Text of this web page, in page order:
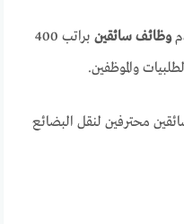
وظائف سائقين
براتب 400
والموظفين.
محترفين لنقل البضائع